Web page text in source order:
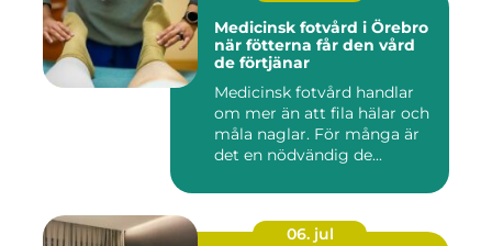
Medicinsk fotvård i Örebro
när fötterna får den vård
de förtjänar
Medicinsk fotvård handlar
om mer än att fila hälar och
måla naglar. För många är
det en nödvändig de...
06. jul